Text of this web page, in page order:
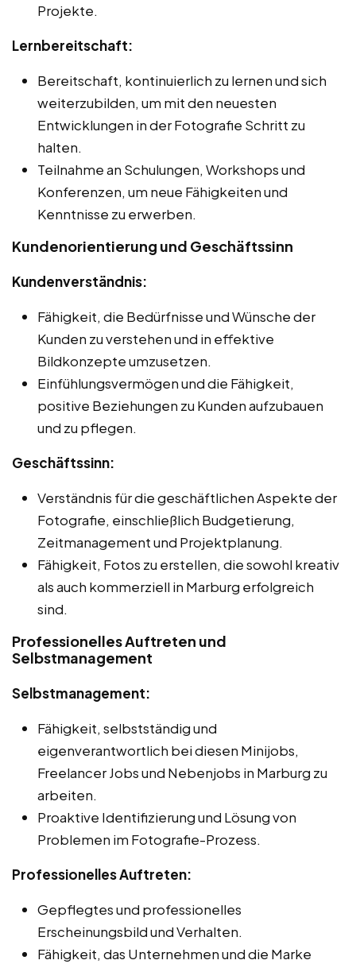
Projekte.
Lernbereitschaft:
Bereitschaft, kontinuierlich zu lernen und sich
weiterzubilden, um mit den neuesten
Entwicklungen in der Fotografie Schritt zu
halten.
Teilnahme an Schulungen, Workshops und
Konferenzen, um neue Fähigkeiten und
Kenntnisse zu erwerben.
Kundenorientierung und Geschäftssinn
Kundenverständnis:
Fähigkeit, die Bedürfnisse und Wünsche der
Kunden zu verstehen und in effektive
Bildkonzepte umzusetzen.
Einfühlungsvermögen und die Fähigkeit,
positive Beziehungen zu Kunden aufzubauen
und zu pflegen.
Geschäftssinn:
Verständnis für die geschäftlichen Aspekte der
Fotografie, einschließlich Budgetierung,
Zeitmanagement und Projektplanung.
Fähigkeit, Fotos zu erstellen, die sowohl kreativ
als auch kommerziell in Marburg erfolgreich
sind.
Professionelles Auftreten und
Selbstmanagement
Selbstmanagement:
Fähigkeit, selbstständig und
eigenverantwortlich bei diesen Minijobs,
Freelancer Jobs und Nebenjobs in Marburg zu
arbeiten.
Proaktive Identifizierung und Lösung von
Problemen im Fotografie-Prozess.
Professionelles Auftreten:
Gepflegtes und professionelles
Erscheinungsbild und Verhalten.
Fähigkeit, das Unternehmen und die Marke